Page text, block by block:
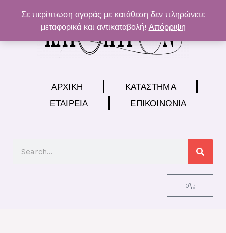
Σε περίπτωση αγοράς με κατάθεση δεν πληρώνετε
μεταφορικά και αντικαταβολή! Απόρριψη
περιεχόμενο
ΑΡΧΙΚΉ
ΚΑΤΆΣΤΗΜΑ
ΕΤΑΙΡΕΊΑ
ΕΠΙΚΟΙΝΩΝΊΑ
0
Cart